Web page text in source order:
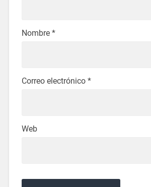
Nombre *
Correo electrónico *
Web